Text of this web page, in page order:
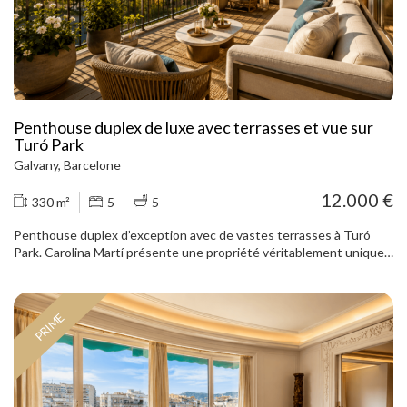
Penthouse duplex de luxe avec terrasses et vue sur
Turó Park
Galvany, Barcelone
330 m² 5 5 12.000 €
Penthouse duplex d’exception avec de vastes terrasses à Turó
Park. Carolina Martí présente une propriété véritablement unique
Park, entièrement rénové avec une sélection soignée de matériaux
nobles et de prestations haut de gamme. Le logement offre
environ 330 m² habitables répartis sur deux niveaux, auxquels
s’ajoutent 90 m² de terrasses privatives. Ses volumes généreux, sa
luminosité et sa position dominante privilégiée permettent de
profiter de vues dégagées sur le parc, la ville et le Tibidabo. L’étage
PRIME